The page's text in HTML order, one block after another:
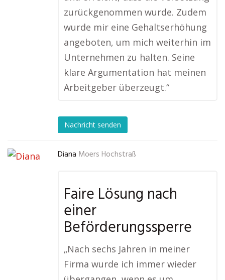
zurückgenommen wurde. Zudem
wurde mir eine Gehaltserhöhung
angeboten, um mich weiterhin im
Unternehmen zu halten. Seine
klare Argumentation hat meinen
Arbeitgeber überzeugt.“
Nachricht senden
Diana Moers Hochstraß
Faire Lösung nach
einer
Beförderungssperre
„Nach sechs Jahren in meiner
Firma wurde ich immer wieder